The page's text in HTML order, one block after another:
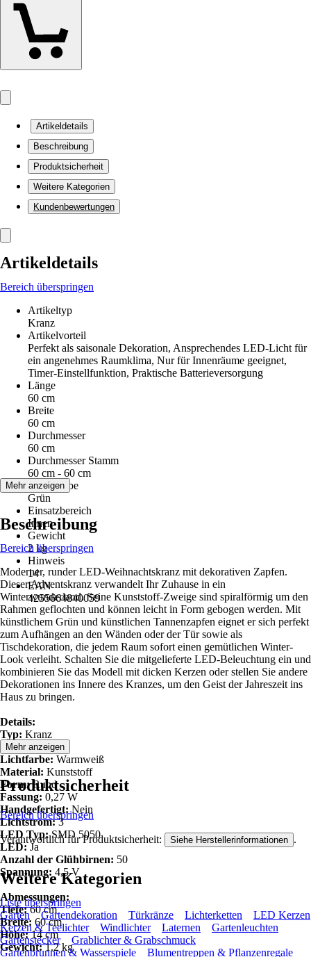
Artikeldetails
Beschreibung
Produktsicherheit
Weitere Kategorien
Kundenbewertungen
Artikeldetails
Bereich überspringen
Artikeltyp
Kranz
Artikelvorteil
Perfekt als saisonale Dekoration, Ansprechendes LED-Licht für
ein angenehmes Raumklima, Nur für Innenräume geeignet,
Timer-Einstellfunktion, Praktische Batterieversorgung
Länge
60 cm
Breite
60 cm
Durchmesser
60 cm
Durchmesser Stamm
60 cm - 60 cm
Grundfarbe
Grün
Einsatzbereich
Innen
Gewicht
2 kg
Hinweis
14
EAN
4255664840059
Mehr anzeigen
Beschreibung
Bereich überspringen
Moderner, runder LED-Weihnachtskranz mit dekorativen Zapfen.
Dieser Adventskranz verwandelt Ihr Zuhause in ein
Winterwunderland. Seine Kunststoff-Zweige sind spiralförmig um den
Rahmen geflochten und können leicht in Form gebogen werden. Mit
künstlichem Grün und künstlichen Tannenzapfen eignet er sich perfekt
zum Aufhängen an den Wänden oder der Tür sowie als
Tischdekoration, die jedem Raum sofort einen gemütlichen Winter-
Look verleiht. Schalten Sie die mitgelieferte LED-Beleuchtung ein und
kombinieren Sie das Modell mit dicken Kerzen oder stellen Sie andere
Dekorationen ins Innere des Kranzes, um den Geist der Jahreszeit ins
Haus zu bringen.
Details:
Typ: Kranz
Farbe:Grün
Lichtfarbe: Warmweiß
Material: Kunststoff
Form:Rund
Fassung: 0,27 W
Handgefertigt:Nein
Lichtstrom:3
LED Typ:SMD 5050
LED:Ja
Anzahl der Glühbirnen: 50
Spannung: 4,5 V
Abmessungen:
Tiefe:60 cm
Breite: 60 cm
Höhe:14 cm
Gewicht:1.2 kg
Mehr anzeigen
Produktsicherheit
Bereich überspringen
Verantwortlich für Produktsicherheit: Siehe Herstellerinformationen .
Weitere Kategorien
Liste überspringen
Garten
Gartendekoration Türkränze Lichterketten
LED Kerzen
Kerzen & Teelichter
Windlichter Laternen
Gartenleuchten
Gartenstecker
Grablichter & Grabschmuck
Gartenbrunnen & Wasserspiele
Blumentreppen & Pflanzenregale